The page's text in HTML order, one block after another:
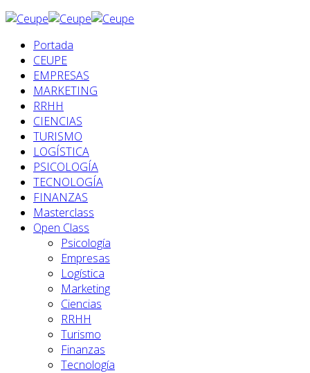
Portada
CEUPE
EMPRESAS
MARKETING
RRHH
CIENCIAS
TURISMO
LOGÍSTICA
PSICOLOGÍA
TECNOLOGÍA
FINANZAS
Masterclass
Open Class
Psicología
Empresas
Logística
Marketing
Ciencias
RRHH
Turismo
Finanzas
Tecnología